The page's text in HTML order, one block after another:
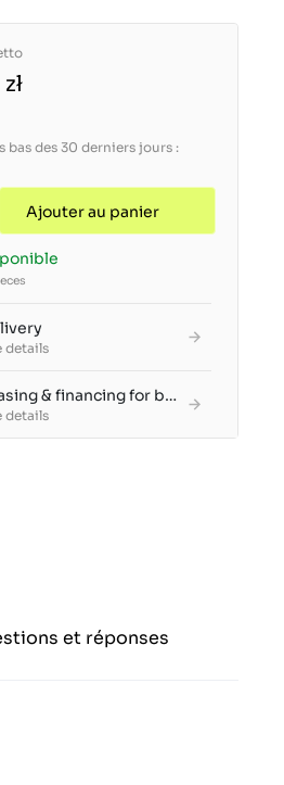
bas des 30 derniers jours :
Ajouter au panier
details
Leasing & financing for businesses
details
et réponses